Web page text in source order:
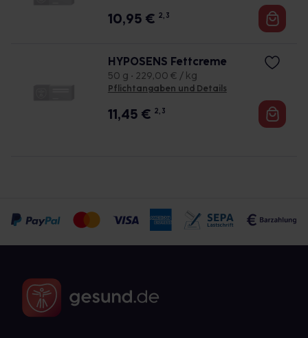
10,95 € 2, 3
HYPOSENS Fettcreme
50 g • 229,00 € / kg
Pflichtangaben und Details
11,45 € 2, 3